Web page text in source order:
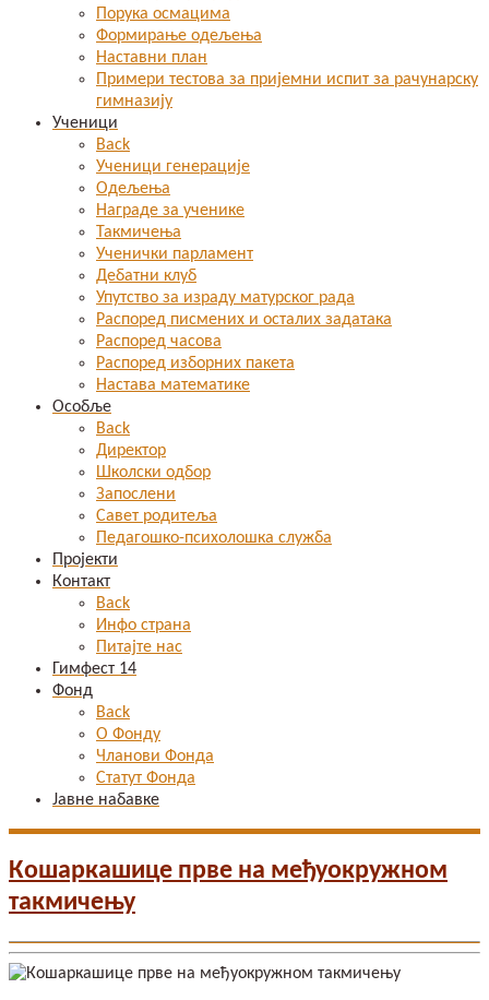
Порука осмацима
Формирање одељења
Наставни план
Примери тестова за пријемни испит за рачунарску
гимназију
Ученици
Back
Ученици генерације
Одељења
Награде за ученике
Такмичења
Ученички парламент
Дебатни клуб
Упутство за израду матурског рада
Распоред писмених и осталих задатака
Распоред часова
Распоред изборних пакета
Настава математике
Особље
Back
Директор
Школски одбор
Запослени
Савет родитеља
Педагошко-психолошка служба
Пројекти
Контакт
Back
Инфо страна
Питајте нас
Гимфест 14
Фонд
Back
О Фонду
Чланови Фонда
Статут Фонда
Јавне набавке
Кошаркашице прве на међуокружном
такмичењу